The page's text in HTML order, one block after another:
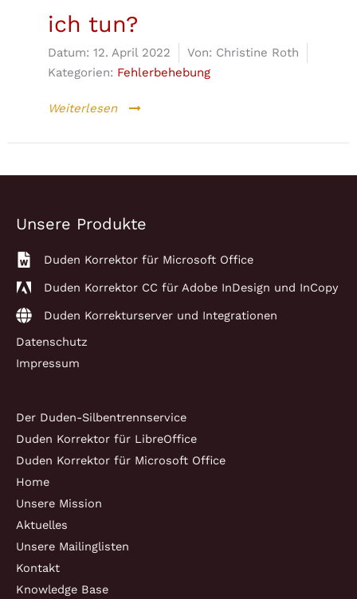
ich tun?
Datum: 12. April 2022 Von: Christine Roth
Kategorien: Fehlerbehebung
Weiterlesen
Unsere Produkte
Duden Korrektor für Microsoft Office
Duden Korrektor CC für Adobe InDesign und InCopy
Duden Korrekturserver und Integrationen
Datenschutz
Impressum
Der Duden-Silbentrennservice
Duden Korrektor für LibreOffice
Duden Korrektor für Microsoft Office
Home
Unsere Mission
Aktuelles
Unsere Mailinglisten
Kontakt
Knowledge Base